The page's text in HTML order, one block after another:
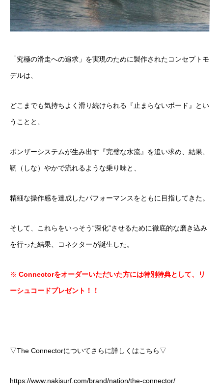
「究極の滑走への追求」を実現のために製作されたコンセプトモ
デルは、
どこまでも気持ちよく滑り続けられる『止まらないボード』とい
うことと、
ボンザーシステムが生み出す『完璧な水流』を追い求め、結果、
靭（しな）やかで流れるような乗り味と、
精細な操作感を達成したパフォーマンスをともに目指してきた。
そして、これらをいっそう“深化”させるために徹底的な磨き込み
を行った結果、コネクターが誕生した。
※ Connectorをオーダーいただいた方には特別特典として、 リ
ーシュコードプレゼント！！
▽The Connectorについてさらに詳しくはこちら▽
https://www.nakisurf.com/brand/nation/the-connector/